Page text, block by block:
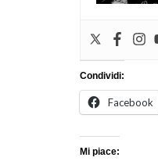
Condividi:
Facebook
Mi piace: